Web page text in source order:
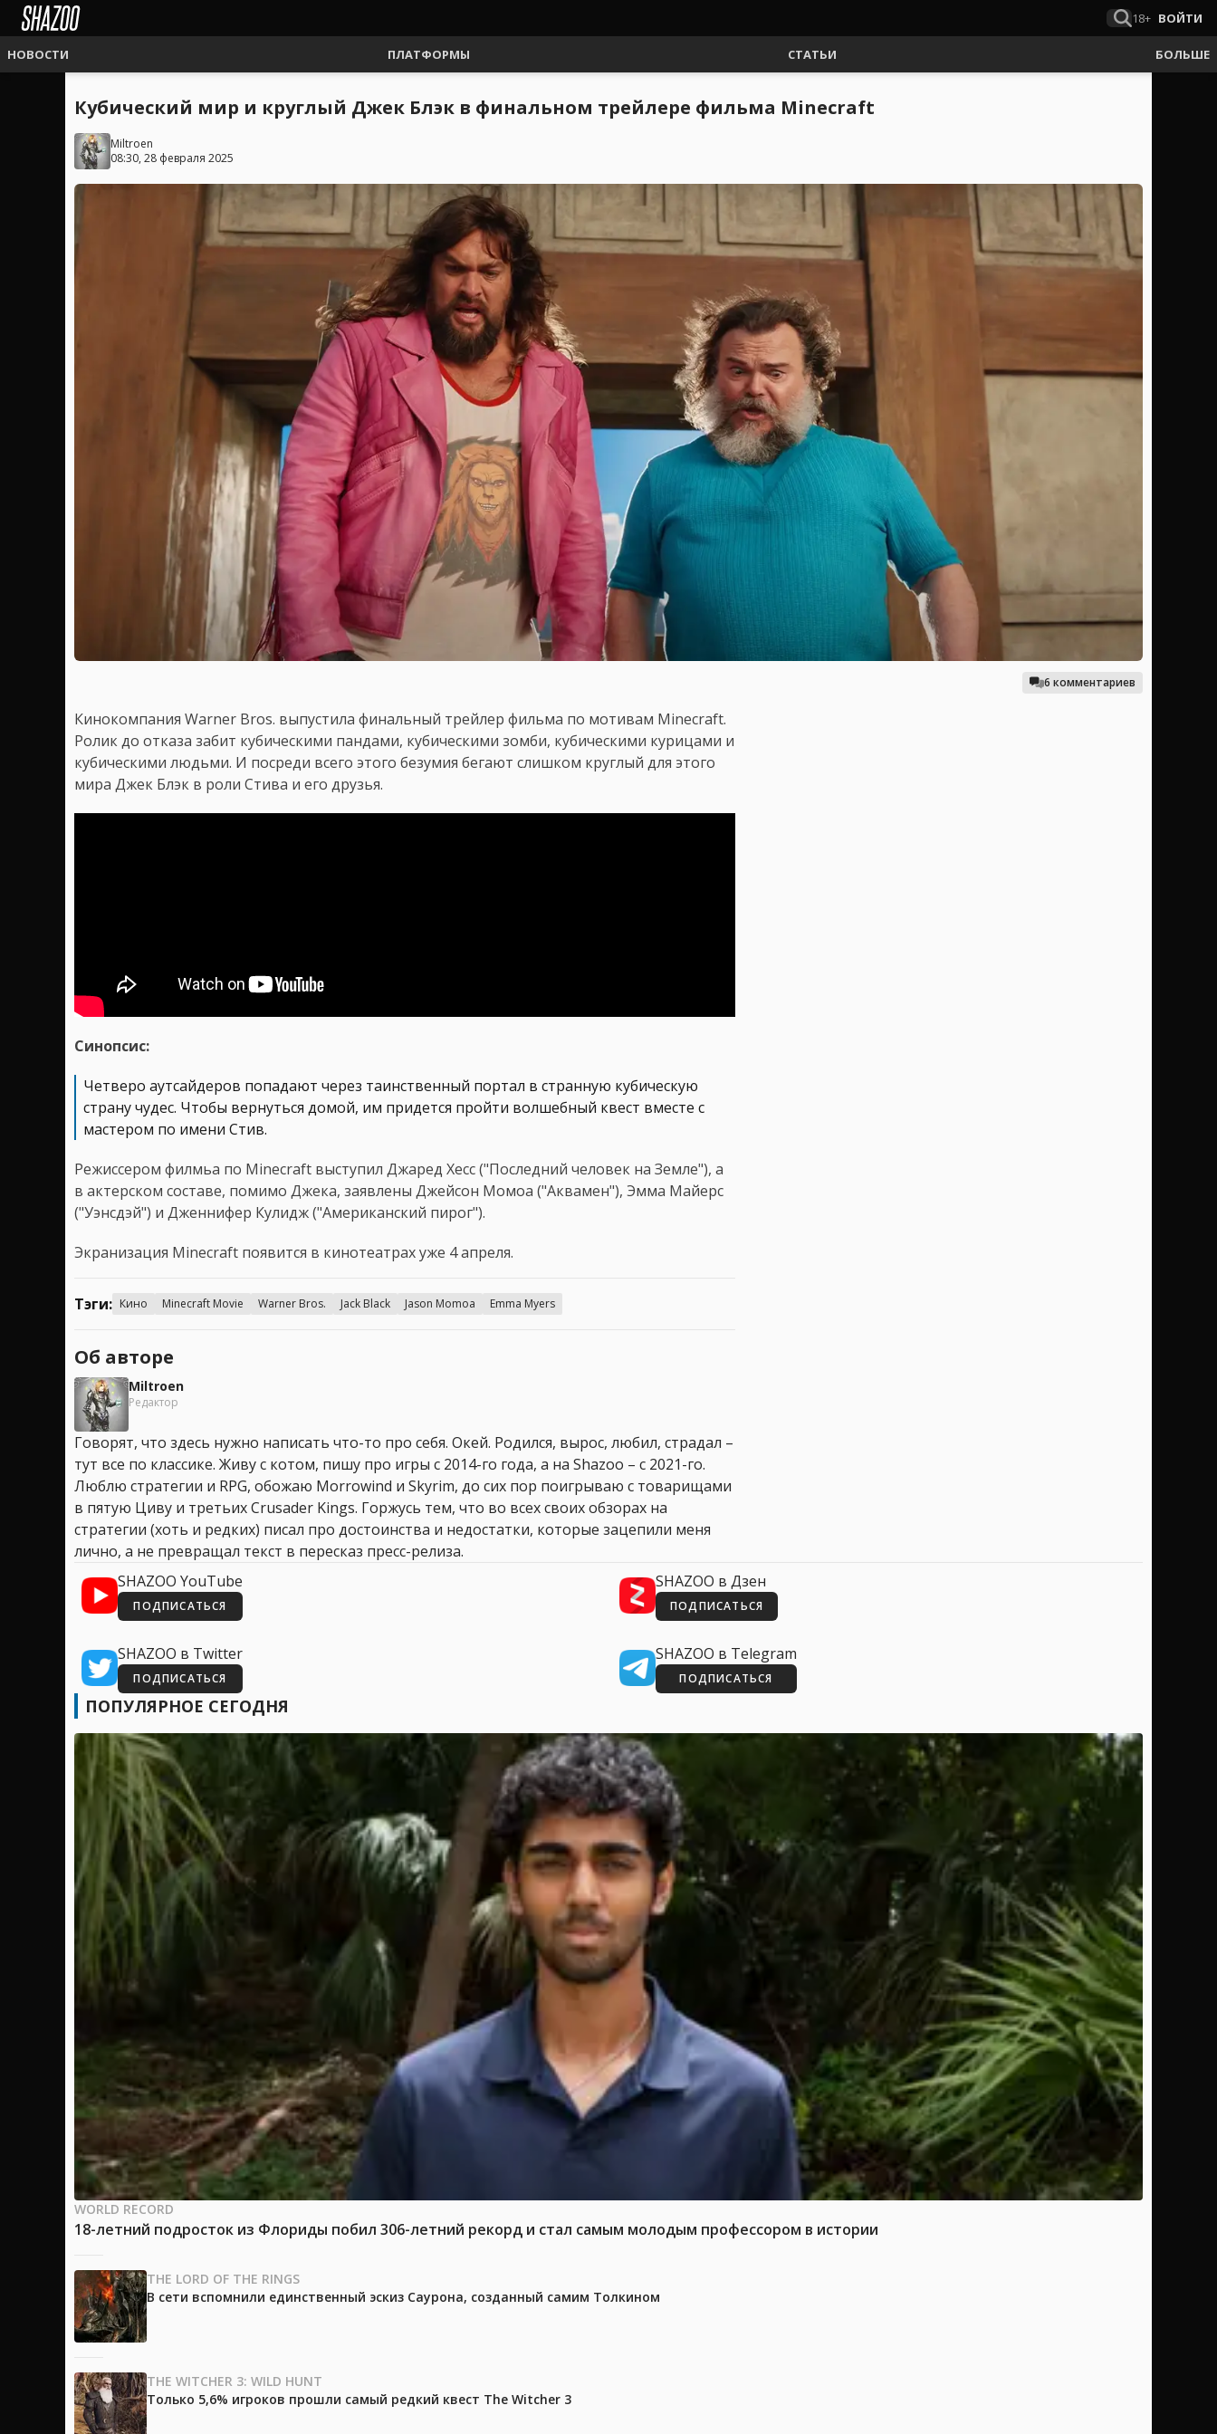
18+ ВОЙТИ
НОВОСТИ ПЛАТФОРМЫ СТАТЬИ БОЛЬШЕ
Кубический мир и круглый Джек Блэк в финальном трейлере фильма Minecraft
Miltroen
08:30, 28 февраля 2025
6 комментариев
Кинокомпания Warner Bros. выпустила финальный трейлер фильма по мотивам Minecraft.
Ролик до отказа забит кубическими пандами, кубическими зомби, кубическими курицами и
кубическими людьми. И посреди всего этого безумия бегают слишком круглый для этого
мира Джек Блэк в роли Стива и его друзья.
Синопсис:
Четверо аутсайдеров попадают через таинственный портал в странную кубическую
страну чудес. Чтобы вернуться домой, им придется пройти волшебный квест вместе с
мастером по имени Стив.
Режиссером филмьа по Minecraft выступил Джаред Хесс ("Последний человек на Земле"), а
в актерском составе, помимо Джека, заявлены Джейсон Момоа ("Аквамен"), Эмма Майерс
("Уэнсдэй") и Дженнифер Кулидж ("Американский пирог").
Экранизация Minecraft появится в кинотеатрах уже 4 апреля.
Тэги: Кино Minecraft Movie Warner Bros. Jack Black Jason Momoa Emma Myers
Об авторе
Miltroen
Редактор
Говорят, что здесь нужно написать что-то про себя. Окей. Родился, вырос, любил, страдал –
тут все по классике. Живу с котом, пишу про игры с 2014-го года, а на Shazoo – с 2021-го.
Люблю стратегии и RPG, обожаю Morrowind и Skyrim, до сих пор поигрываю с товарищами
в пятую Циву и третьих Crusader Kings. Горжусь тем, что во всех своих обзорах на
стратегии (хоть и редких) писал про достоинства и недостатки, которые зацепили меня
лично, а не превращал текст в пересказ пресс-релиза.
SHAZOO YouTube
ПОДПИСАТЬСЯ
SHAZOO в Дзен
ПОДПИСАТЬСЯ
SHAZOO в Twitter
ПОДПИСАТЬСЯ
SHAZOO в Telegram
ПОДПИСАТЬСЯ
ПОПУЛЯРНОЕ СЕГОДНЯ
WORLD RECORD
18-летний подросток из Флориды побил 306-летний рекорд и стал самым молодым профессором в истории
THE LORD OF THE RINGS
В сети вспомнили единственный эскиз Саурона, созданный самим Толкином
THE WITCHER 3: WILD HUNT
Только 5,6% игроков прошли самый редкий квест The Witcher 3